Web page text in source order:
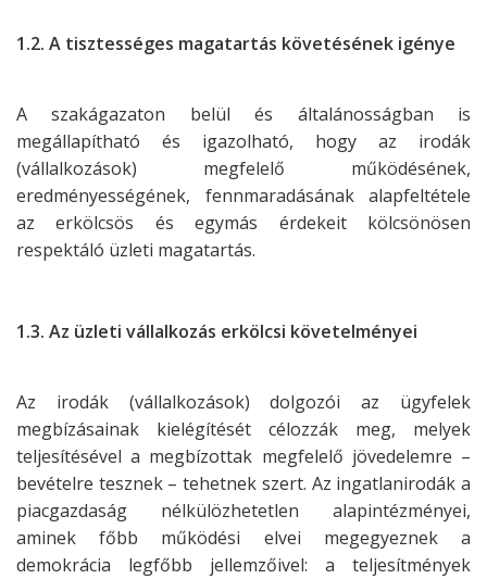
1.2. A tisztességes magatartás követésének igénye
A szakágazaton belül és általánosságban is
megállapítható és igazolható, hogy az irodák
(vállalkozások) megfelelő működésének,
eredményességének, fennmaradásának alapfeltétele
az erkölcsös és egymás érdekeit kölcsönösen
respektáló üzleti magatartás.
1.3. Az üzleti vállalkozás erkölcsi követelményei
Az irodák (vállalkozások) dolgozói az ügyfelek
megbízásainak kielégítését célozzák meg, melyek
teljesítésével a megbízottak megfelelő jövedelemre –
bevételre tesznek – tehetnek szert. Az ingatlanirodák a
piacgazdaság nélkülözhetetlen alapintézményei,
aminek főbb működési elvei megegyeznek a
demokrácia legfőbb jellemzőivel: a teljesítmények